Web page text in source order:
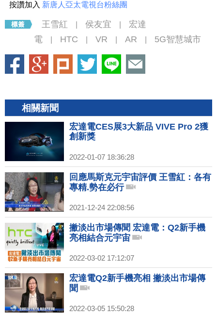
按讚加入 新唐人亞太電視台粉絲團
王雪紅 侯友宜
宏達
電
HTC VR AR 5G智慧城市
相關新聞
宏達電CES展3大新品 VIVE Pro 2獲
創新獎
2022-01-07 18:36:28
回應馬斯克元宇宙評價 王雪紅：各有
專精.勢在必行
2021-12-24 22:08:56
撇淡出市場傳聞 宏達電：Q2新手機
亮相結合元宇宙
2022-03-02 17:12:07
宏達電Q2新手機亮相 撇淡出市場傳
聞
2022-03-05 15:50:28